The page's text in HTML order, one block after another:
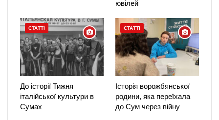
ювілей
СТАТТІ
До історії Тижня
італійської культури в
Сумах
СТАТТІ
Історія ворожбянської
родини, яка переїхала
до Сум через війну